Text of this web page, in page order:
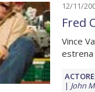
12/11/
Fred
Vince
estrena
John